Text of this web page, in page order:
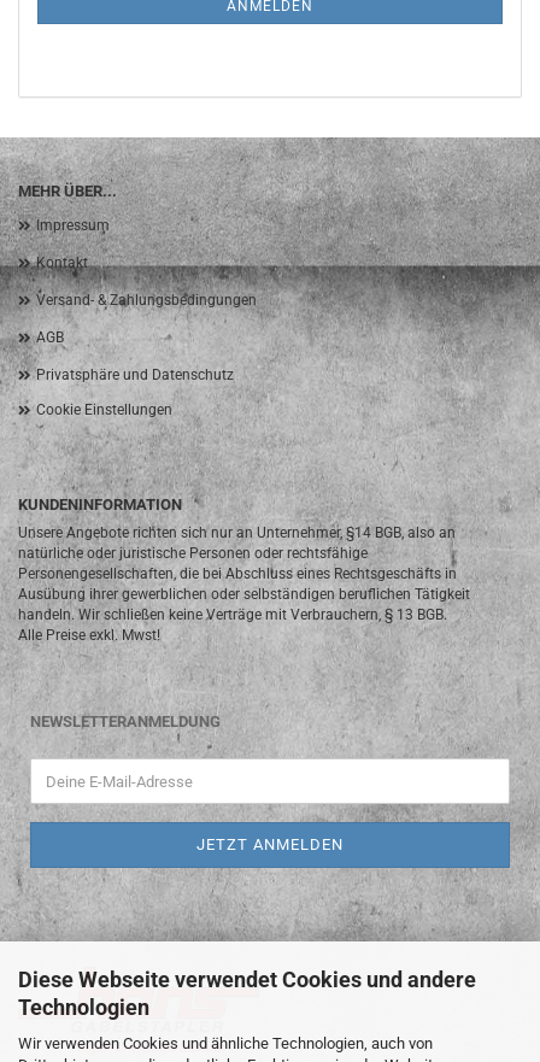
Diese Webseite verwendet Cookies und andere
Technologien
Wir verwenden Cookies und ähnliche Technologien, auch von
ANMELDEN
MEHR ÜBER...
Impressum
Kontakt
Versand- & Zahlungsbedingungen
AGB
Privatsphäre und Datenschutz
Cookie Einstellungen
KUNDENINFORMATION
Unsere Angebote richten sich nur an Unternehmer, §14 BGB, also an
natürliche oder juristische Personen oder rechtsfähige
Personengesellschaften, die bei Abschluss eines Rechtsgeschäfts in
Ausübung ihrer gewerblichen oder selbständigen beruflichen Tätigkeit
handeln. Wir schließen keine Verträge mit Verbrauchern, § 13 BGB.
Alle Preise exkl. Mwst!
NEWSLETTERANMELDUNG